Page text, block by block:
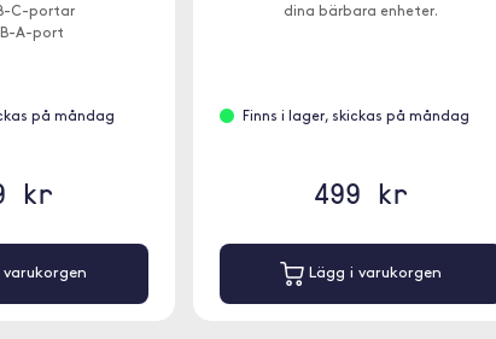
C-portar
A-port
på måndag
kr
varukorgen
dina bärbara enheter.
Finns i lager, skickas på måndag
499 kr
Lägg i varukorgen